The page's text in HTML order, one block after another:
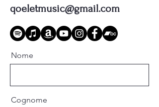
qoeletmusic@gmail.com
Nome
Cognome